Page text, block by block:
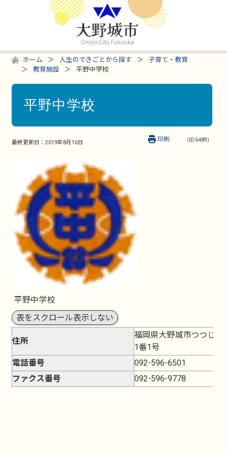
ホーム 人生のできごとから探す
子育て・教育
教育施設
平野中学校
平野中学校
最終更新日： 2019年8月16日 （ID:6489）
印刷
平野中学校
表をスクロール表示しない
住所
福岡県大野城市つつじケ
1番1号
電話番号
092-596-6501
ファクス番号
092-596-9778